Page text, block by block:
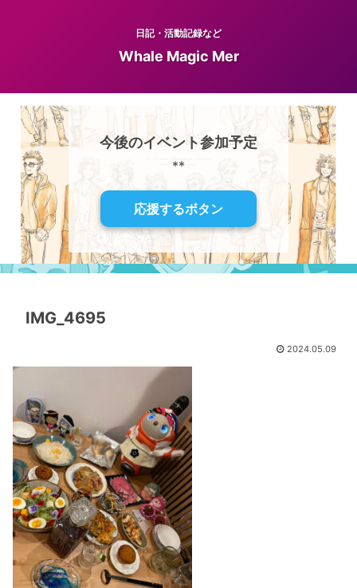
日記・活動記録など
Whale Magic Mer
今後のイベント参加予定
**
応援するボタン
IMG_4695
2024.05.09